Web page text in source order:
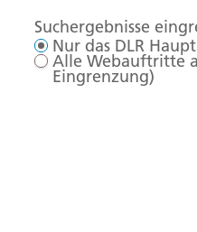
Suchergebnisse
Nur das DLR
Alle Webauftritte
Eingrenzung)